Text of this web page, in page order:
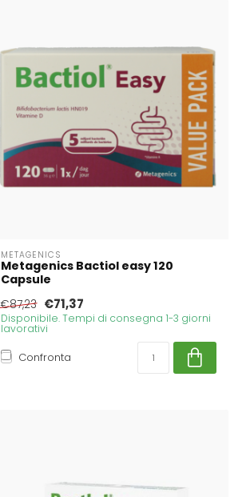
METAGENICS
Metagenics Bactiol easy 120
Capsule
€87,23 €71,37
Disponibile. Tempi di consegna 1-3 giorni
lavorativi
Confronta